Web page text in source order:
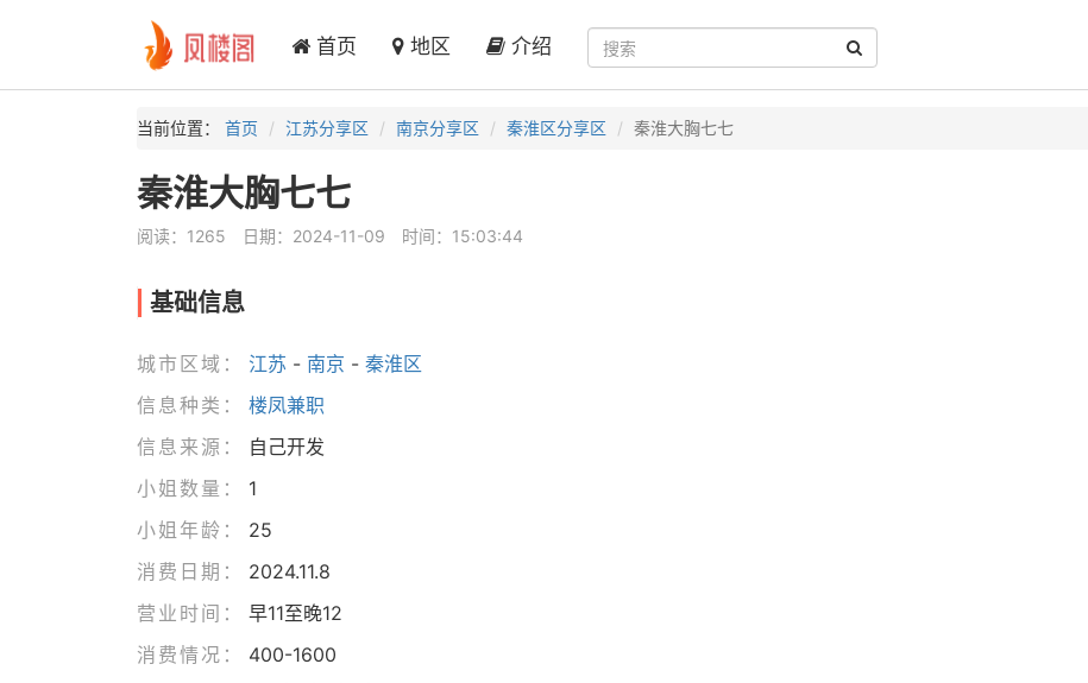
首页 地区 介绍
当前位置： 首页 江苏分享区 南京分享区 秦淮区分享区 秦淮大胸七七
秦淮大胸七七
阅读：1265 日期：2024-11-09 时间：15:03:44
基础信息
城市区域： 江苏 - 南京 - 秦淮区
信息种类：
楼凤兼职
信息来源：
自己开发
小姐数量：
1
小姐年龄：
25
消费日期：
2024.11.8
营业时间：
早11至晚12
消费情况：
400-1600